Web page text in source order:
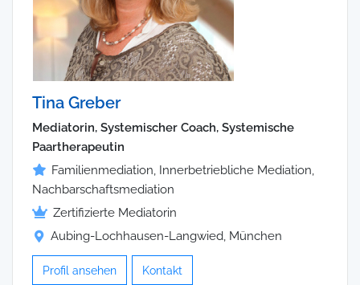
Tina Greber
Mediatorin, Systemischer Coach, Systemische
Paartherapeutin
Familienmediation, Innerbetriebliche Mediation,
Nachbarschaftsmediation
Zertifizierte Mediatorin
Aubing-Lochhausen-Langwied, München
Profil ansehen Kontakt